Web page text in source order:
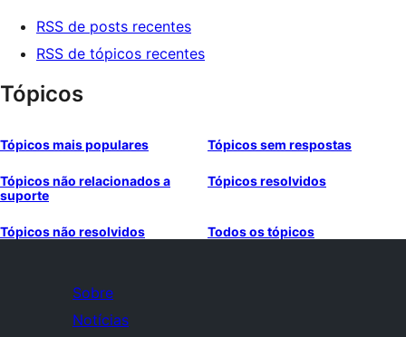
RSS de posts recentes
RSS de tópicos recentes
Tópicos
Tópicos mais populares Tópicos sem respostas
Tópicos não relacionados a
suporte
Tópicos resolvidos
Tópicos não resolvidos Todos os tópicos
Sobre
Notícias